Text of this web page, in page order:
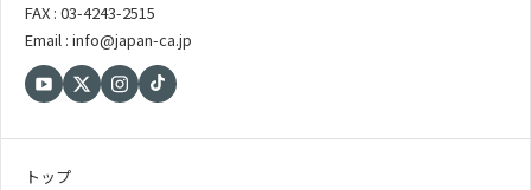
FAX : 03-4243-2515
Email : info@japan-ca.jp
トップ